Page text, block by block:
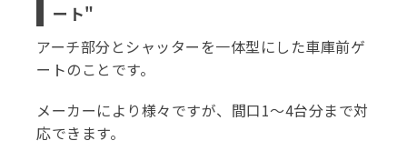
ート"
アーチ部分とシャッターを一体型にした車庫前ゲ
ートのことです。
メーカーにより様々ですが、間口1～4台分まで対
応できます。